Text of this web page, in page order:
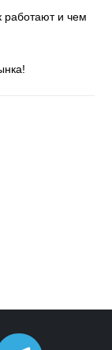
работают и чем